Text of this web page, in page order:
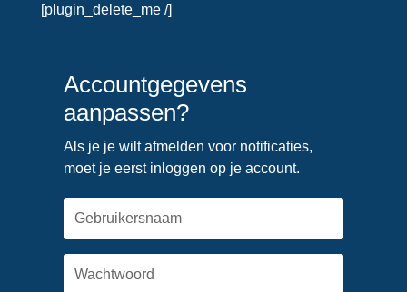
[plugin_delete_me /]
Accountgegevens
aanpassen?
Als je je wilt afmelden voor notificaties,
moet je eerst inloggen op je account.